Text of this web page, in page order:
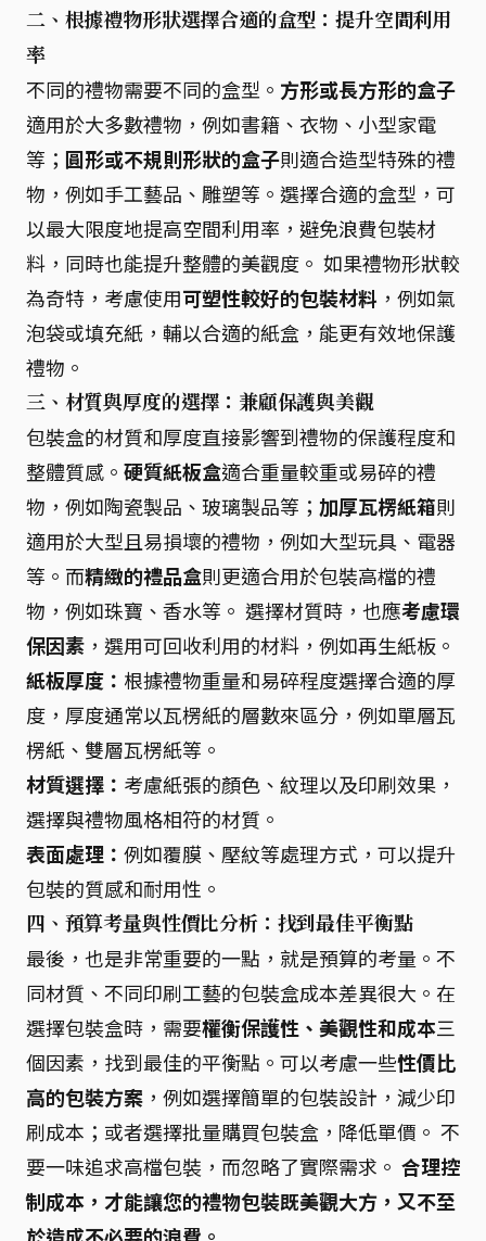
二、根據禮物形狀選擇合適的盒型：提升空間利用
率
不同的禮物需要不同的盒型。 方形或長方形的盒子
適用於大多數禮物，例如書籍、衣物、小型家電
等； 圓形或不規則形狀的盒子則適合造型特殊的禮
物，例如手工藝品、雕塑等。選擇合適的盒型，可
以最大限度地提高空間利用率，避免浪費包裝材
料，同時也能提升整體的美觀度。 如果禮物形狀較
為奇特，考慮使用可塑性較好的包裝材料 ，例如氣
泡袋或填充紙，輔以合適的紙盒，能更有效地保護
禮物。
三、材質與厚度的選擇：兼顧保護與美觀
包裝盒的材質和厚度直接影響到禮物的保護程度和
整體質感。 硬質紙板盒適合重量較重或易碎的禮
物，例如陶瓷製品、玻璃製品等； 加厚瓦楞紙箱則
適用於大型且易損壞的禮物，例如大型玩具、電器
等。而精緻的禮品盒則更適合用於包裝高檔的禮
物，例如珠寶、香水等。 選擇材質時，也應考慮環
保因素 ，選用可回收利用的材料，例如再生紙板。
紙板厚度： 根據禮物重量和易碎程度選擇合適的厚
度，厚度通常以瓦楞紙的層數來區分，例如單層瓦
楞紙、雙層瓦楞紙等。
材質選擇： 考慮紙張的顏色、紋理以及印刷效果，
選擇與禮物風格相符的材質。
表面處理： 例如覆膜、壓紋等處理方式，可以提升
包裝的質感和耐用性。
四、預算考量與性價比分析：找到最佳平衡點
最後，也是非常重要的一點，就是預算的考量。不
同材質、不同印刷工藝的包裝盒成本差異很大。在
選擇包裝盒時，需要權衡保護性、美觀性和成本三
個因素，找到最佳的平衡點。可以考慮一些性價比
高的包裝方案 ，例如選擇簡單的包裝設計，減少印
刷成本；或者選擇批量購買包裝盒，降低單價。 不
要一味追求高檔包裝，而忽略了實際需求。 合理控
制成本，才能讓您的禮物包裝既美觀大方，又不至